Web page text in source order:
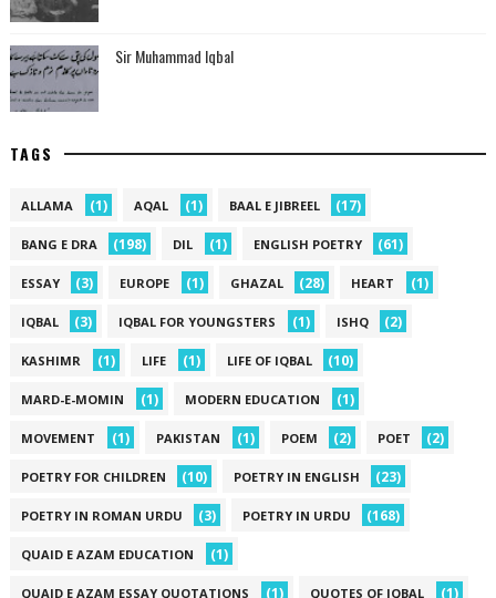
Sir Muhammad Iqbal
TAGS
ALLAMA (1) AQAL (1) BAAL E JIBREEL (17)
BANG E DRA (198) DIL (1) ENGLISH POETRY (61)
ESSAY (3) EUROPE (1) GHAZAL (28) HEART (1)
IQBAL (3) IQBAL FOR YOUNGSTERS (1) ISHQ (2)
KASHIMR (1) LIFE (1) LIFE OF IQBAL (10)
MARD-E-MOMIN (1) MODERN EDUCATION (1)
MOVEMENT (1) PAKISTAN (1) POEM (2) POET (2)
POETRY FOR CHILDREN (10) POETRY IN ENGLISH (23)
POETRY IN ROMAN URDU (3) POETRY IN URDU (168)
QUAID E AZAM EDUCATION (1)
QUAID E AZAM ESSAY QUOTATIONS (1) QUOTES OF IQBAL (1)